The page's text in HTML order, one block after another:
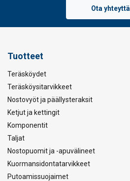
Ota yhteyttä
Tuotteet
Teräsköydet
Teräsköysitarvikkeet
Nostovyöt ja päällysteraksit
Ketjut ja kettingit
Komponentit
Taljat
Nostopuomit ja -apuvälineet
Kuormansidontatarvikkeet
Putoamissuojaimet